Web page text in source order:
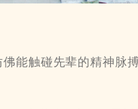
能触碰先辈的精神脉